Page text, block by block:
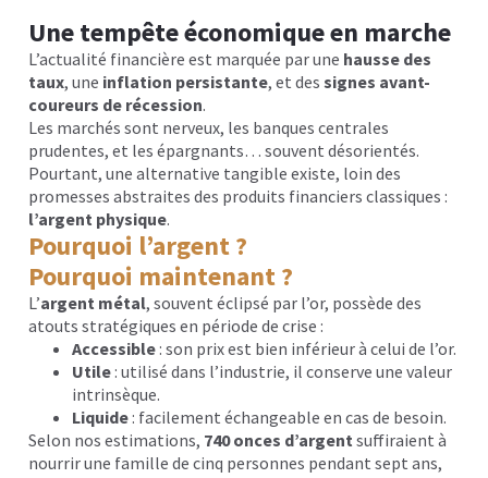
Une tempête économique en marche
L’actualité financière est marquée par une hausse des
taux, une inflation persistante, et des signes avant-
coureurs de récession.
Les marchés sont nerveux, les banques centrales
prudentes, et les épargnants… souvent désorientés.
Pourtant, une alternative tangible existe, loin des
promesses abstraites des produits financiers classiques :
l’argent physique.
Pourquoi l’argent ?
Pourquoi maintenant ?
L’argent métal, souvent éclipsé par l’or, possède des
atouts stratégiques en période de crise :
Accessible : son prix est bien inférieur à celui de l’or.
Utile : utilisé dans l’industrie, il conserve une valeur
intrinsèque.
Liquide : facilement échangeable en cas de besoin.
Selon nos estimations, 740 onces d’argent suffiraient à
nourrir une famille de cinq personnes pendant sept ans,